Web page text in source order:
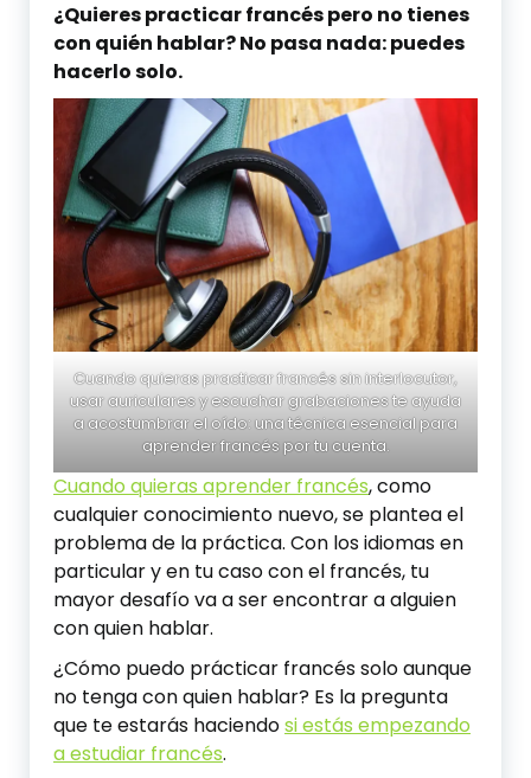
¿Quieres practicar francés pero no tienes
con quién hablar? No pasa nada: puedes
hacerlo solo.
Cuando quieras practicar francés sin interlocutor,
usar auriculares y escuchar grabaciones te ayuda
a acostumbrar el oído: una técnica esencial para
aprender francés por tu cuenta.
Cuando quieras aprender francés, como
cualquier conocimiento nuevo, se plantea el
problema de la práctica. Con los idiomas en
particular y en tu caso con el francés, tu
mayor desafío va a ser encontrar a alguien
con quien hablar.
¿Cómo puedo prácticar francés solo aunque
no tenga con quien hablar? Es la pregunta
que te estarás haciendosi estás empezando
a estudiar francés.